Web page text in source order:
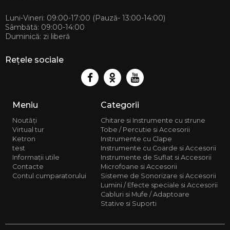
Luni-Vineri: 09:00-17:00 (Pauză- 13:00-14:00)
Sâmbătă: 09:00-14:00
Duminică: zi liberă
Rețele sociale
Meniu
Noutăți
Virtual tur
Ketron
test
Informații utile
Contacte
Contul cumparatorului
Categorii
Chitare si Instrumente cu strune
Tobe / Percutie si Accesorii
Instrumente cu Clape
Instrumente cu Coarde si Accesorii
Instrumente de Suflat si Accesorii
Microfoane si Accesorii
Sisteme de Sonorizare si Accesorii
Lumini / Efecte speciale si Accesorii
Cabluri si Mufe / Adaptoare
Stative si Suporti